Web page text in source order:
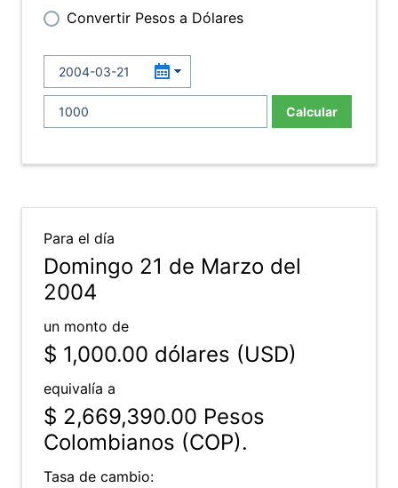
Convertir Pesos a Dólares
Calcular
Para el día
Domingo 21 de Marzo del
2004
un monto de
$ 1,000.00 dólares (USD)
equivalía a
$ 2,669,390.00 Pesos
Colombianos (COP).
Tasa de cambio: